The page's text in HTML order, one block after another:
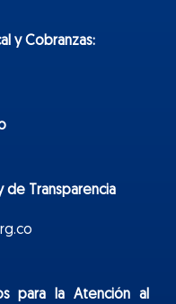
y Cobranzas:
de Transparencia
para la Atención al